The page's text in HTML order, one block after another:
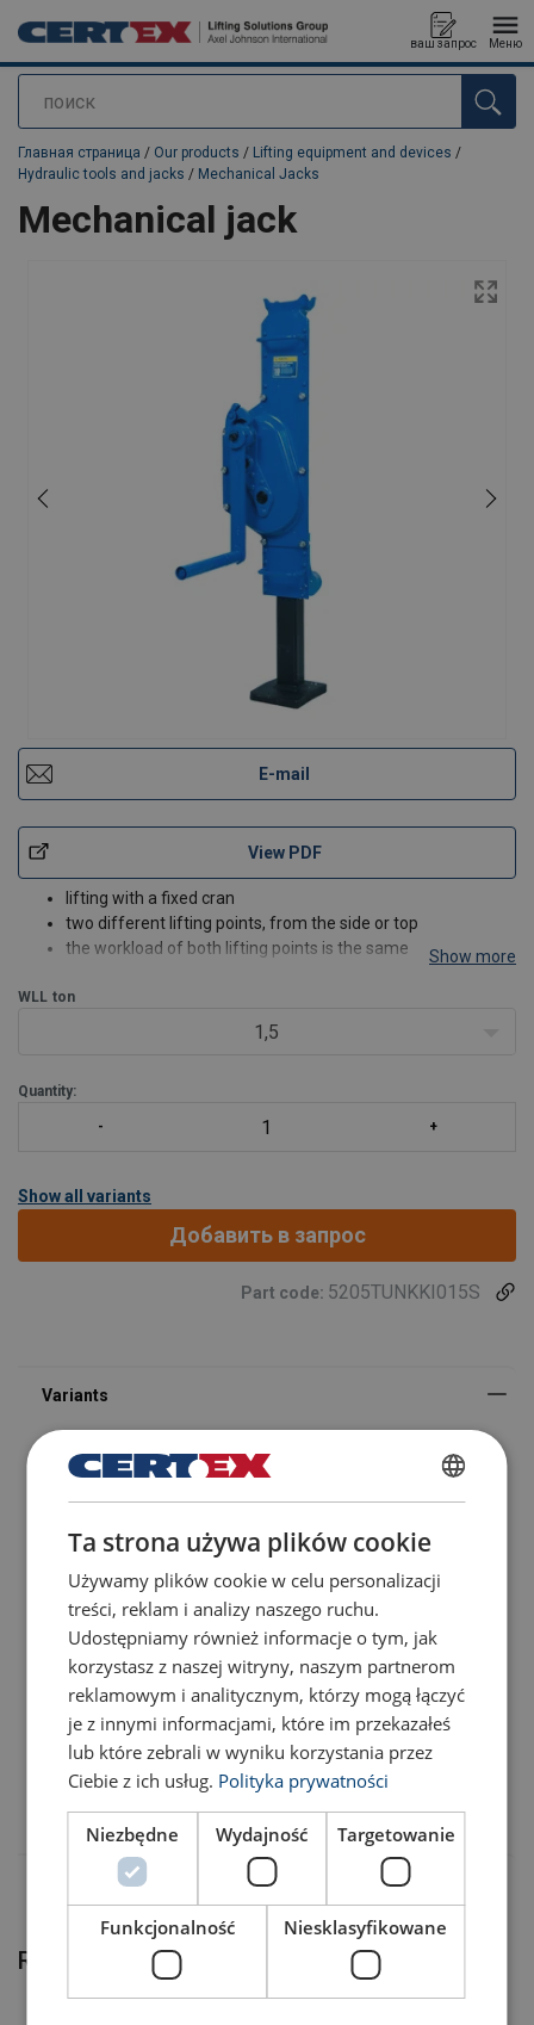
поиск
ваш запрос Меню
Продукт добавлен в ваш запрос
Главная страница / Our products / Lifting equipment and devices /
Hydraulic tools and jacks / Mechanical Jacks
Mechanical jack
E-mail
View PDF
lifting with a fixed cran
two different lifting points, from the side or top
the workload of both lifting points is the same
Show more
WLL ton
1,5
Quantity:
Show all variants
Добавить в запрос
Part code: 5205TUNKKI015S
Код товара Add to cart More details
5205TUNKKI015S
5205TUNKKI03S
5205TUNKKI05S
5205TUNKKI10S
Related products
POLISH
ENGLISH TRANSLATION
Ta strona używa plików cookie
Używamy plików cookie w celu personalizacji
treści, reklam i analizy naszego ruchu.
Udostępniamy również informacje o tym, jak
korzystasz z naszej witryny, naszym partnerom
reklamowym i analitycznym, którzy mogą łączyć
je z innymi informacjami, które im przekazałeś
lub które zebrali w wyniku korzystania przez
Ciebie z ich usług. Polityka prywatności
Niezbędne Wydajność Targetowanie
Funkcjonalność Niesklasyfikowane